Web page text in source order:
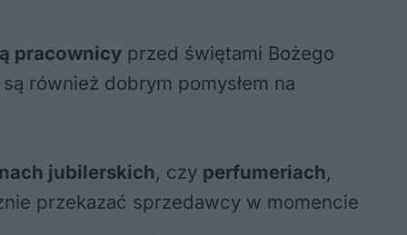
pracownicy przed świętami Bożego
są również dobrym pomysłem na
jubilerskich, czy perfumeriach,
przekazać sprzedawcy w momencie